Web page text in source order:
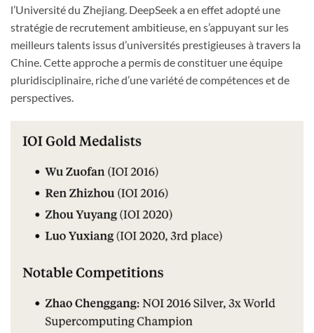
l’Université du Zhejiang. DeepSeek a en effet adopté une
stratégie de recrutement ambitieuse, en s’appuyant sur les
meilleurs talents issus d’universités prestigieuses à travers la
Chine. Cette approche a permis de constituer une équipe
pluridisciplinaire, riche d’une variété de compétences et de
perspectives.